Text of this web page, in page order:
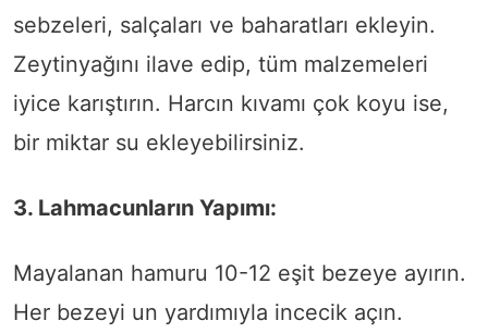
sebzeleri, salçaları ve baharatları ekleyin.
Zeytinyağını ilave edip, tüm malzemeleri
iyice karıştırın. Harcın kıvamı çok koyu ise,
bir miktar su ekleyebilirsiniz.
3. Lahmacunların Yapımı:
Mayalanan hamuru 10-12 eşit bezeye ayırın.
Her bezeyi un yardımıyla incecik açın.